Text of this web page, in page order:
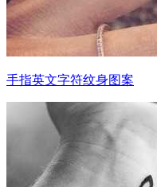
手指英文字符纹身图案